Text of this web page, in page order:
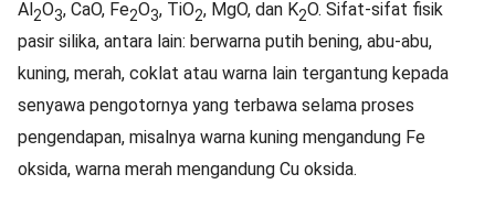
Al2O3, CaO, Fe2O3, TiO2, MgO, dan K2O. Sifat-sifat fisik
pasir silika, antara lain: berwarna putih bening, abu-abu,
kuning, merah, coklat atau warna lain tergantung kepada
senyawa pengotornya yang terbawa selama proses
pengendapan, misalnya warna kuning mengandung Fe
oksida, warna merah mengandung Cu oksida.